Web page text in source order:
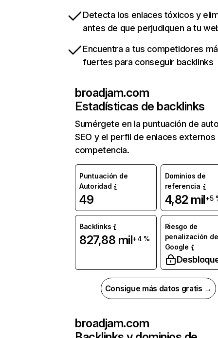
Detecta los enlaces tóxicos y
antes de que perjudiquen a tu
Encuentra a tus competidores
fuertes para conseguir backlinks
broadjam.com
Estadísticas de backlinks
Sumérgete en la puntuación de
SEO y el perfil de enlaces externos
competencia.
Puntuación de
Autoridad
49
Dominios de
referencia
4,82 mil+5
Backlinks
827,88 mil+4 %
Riesgo de
penalización de
Google
Consigue más datos gratis →
broadjam.com